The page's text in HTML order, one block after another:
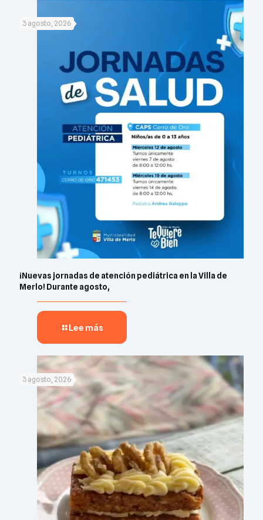
3 agosto, 2026
¡Nuevas jornadas de atención pediátrica en la Villa de
Merlo! Durante agosto,
Lee más
3 agosto, 2026